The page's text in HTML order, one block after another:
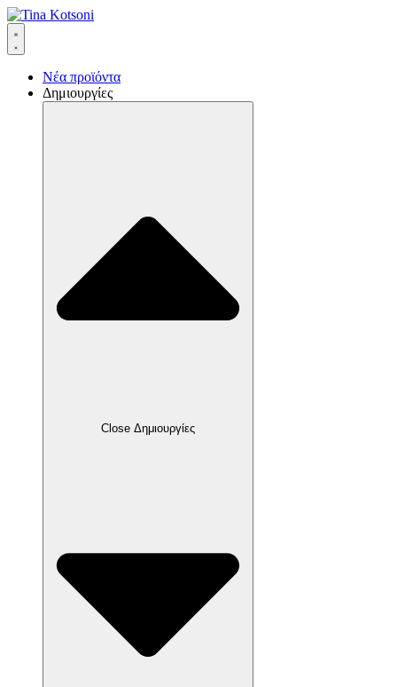
Νέα προϊόντα
Δημιουργίες
Close Δημιουργίες